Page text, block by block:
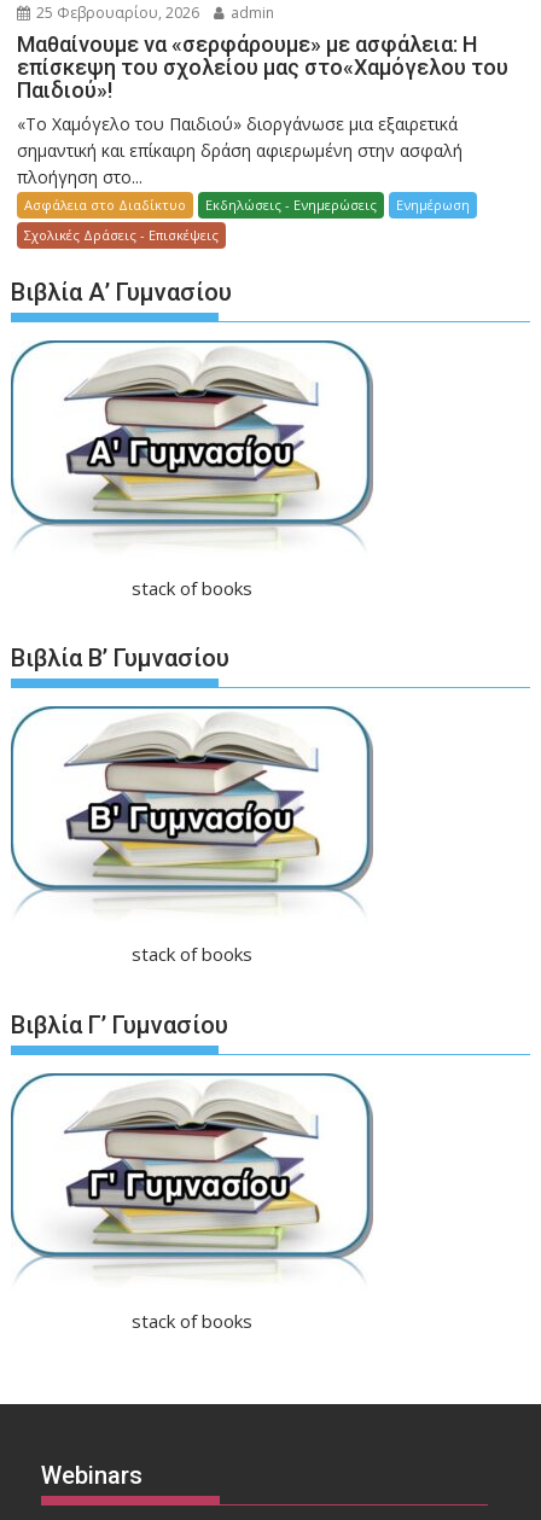
25 Φεβρουαρίου, 2026 admin
Μαθαίνουμε να «σερφάρουμε» με ασφάλεια: Η
επίσκεψη του σχολείου μας στο«Χαμόγελου του
Παιδιού»!
«Το Χαμόγελο του Παιδιού» διοργάνωσε μια εξαιρετικά
σημαντική και επίκαιρη δράση αφιερωμένη στην ασφαλή
πλοήγηση στο...
Ασφάλεια στο Διαδίκτυο Εκδηλώσεις - Ενημερώσεις
Ενημέρωση
Σχολικές Δράσεις - Επισκέψεις
Βιβλία Α’ Γυμνασίου
stack of books
Βιβλία Β’ Γυμνασίου
stack of books
Βιβλία Γ’ Γυμνασίου
stack of books
Webinars